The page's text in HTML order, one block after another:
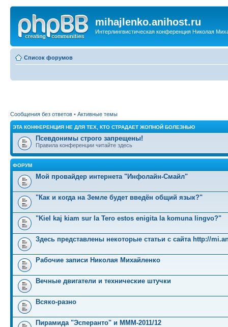
mihajlenko.anihost.ru
Интерлингвистическая конференция Николая
Список форумов
Сообщения без ответов • Активные темы
ЭТА КОНФЕРЕНЦИЯ НЕ ДЛЯ ТЕХ, КТО СТРАДАЕТ ЖОПНОЙ БОЛЕЗНЬЮ
Псевдонимы строго запрещены!
Правила конференции читайте здесь
ФОРУМ
Мой провайдер интернета "Инфолайн-Смайл"
"Как и когда на Земле будет введён общий язык?"
"Kiel kaj kiam sur la Tero estos enigita la komuna lingvo?"
Здесь представлены некоторые статьи с сайта http://
Рабочие записи Николая Михайленко
Вечные двигатели и технические штучки
Всяко-разно
Пирамида "Эсперанто" и MMM-2011/12